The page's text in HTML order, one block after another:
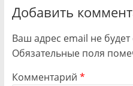
Добавить
Ваш адрес email не
Обязательные поля
Комментарий *